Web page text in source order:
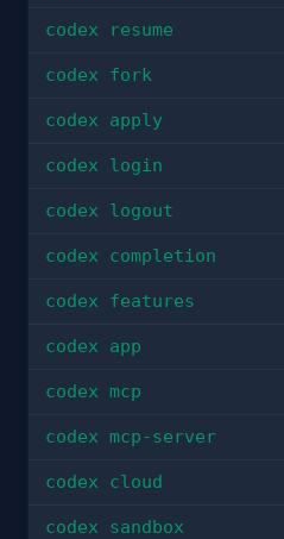
codex resume
codex fork
codex apply
codex login
codex logout
codex completion
codex features
codex app
codex mcp
codex mcp-server
codex cloud
codex sandbox